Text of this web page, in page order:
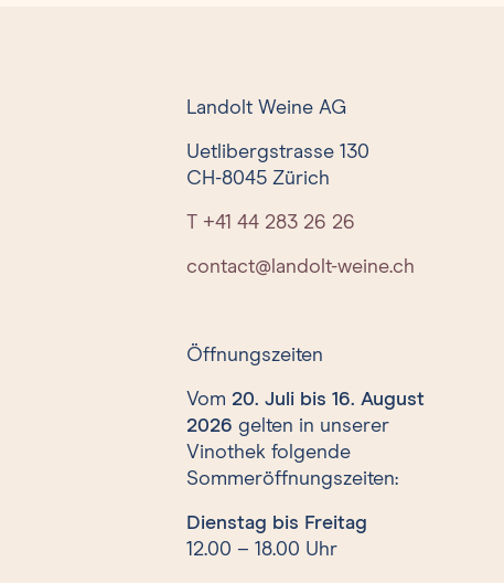
Landolt Weine AG
Uetlibergstrasse 130
CH-8045 Zürich
T +41 44 283 26 26
contact@landolt-weine.ch
Öffnungszeiten
Vom 20. Juli bis 16. August
2026 gelten in unserer
Vinothek folgende
Sommeröffnungszeiten:
Dienstag bis Freitag
12.00 – 18.00 Uhr